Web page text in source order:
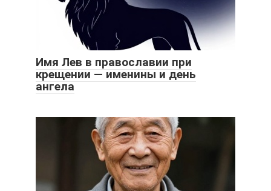
Имя Лев в православии при
крещении — именины и день
ангела